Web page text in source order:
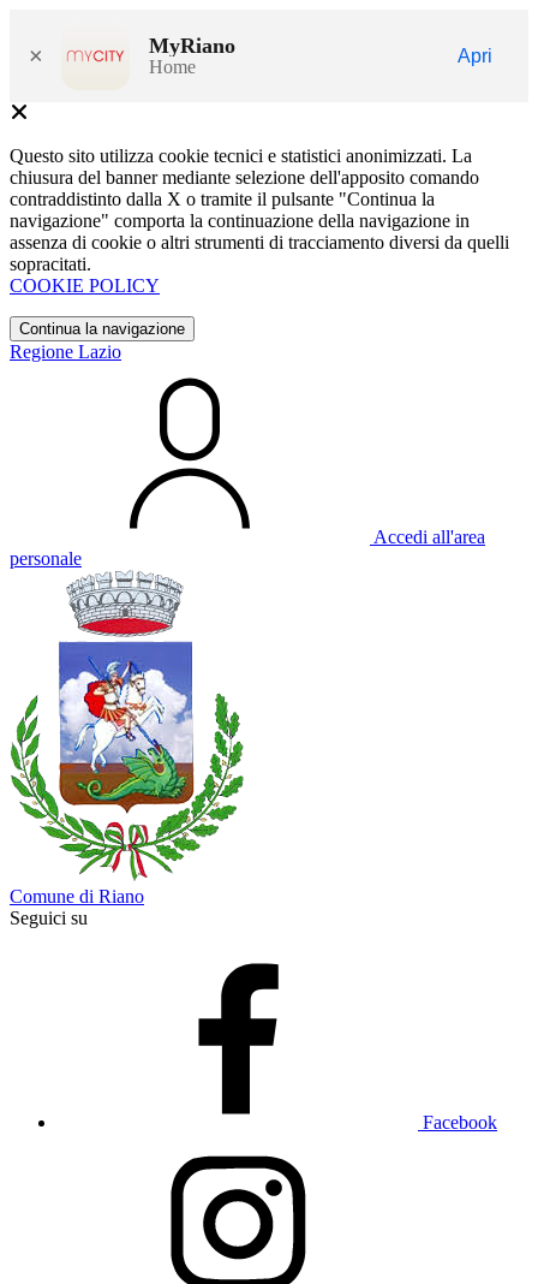
× MyRiano
Home
Apri
Questo sito utilizza cookie tecnici e statistici anonimizzati. La
chiusura del banner mediante selezione dell'apposito comando
contraddistinto dalla X o tramite il pulsante "Continua la
navigazione" comporta la continuazione della navigazione in
assenza di cookie o altri strumenti di tracciamento diversi da quelli
sopracitati.
COOKIE POLICY
Continua la navigazione
Regione Lazio
Accedi all'area
personale
Comune di Riano
Seguici su
Facebook